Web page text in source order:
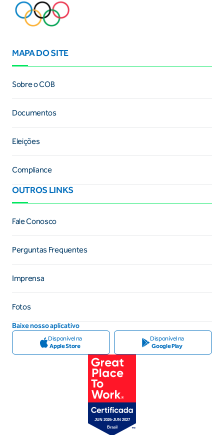
MAPA DO SITE
Sobre o COB
Documentos
Eleições
Compliance
OUTROS LINKS
Fale Conosco
Perguntas Frequentes
Imprensa
Fotos
Baixe nosso aplicativo
Disponível na
Apple Store
Disponível na
Google Play